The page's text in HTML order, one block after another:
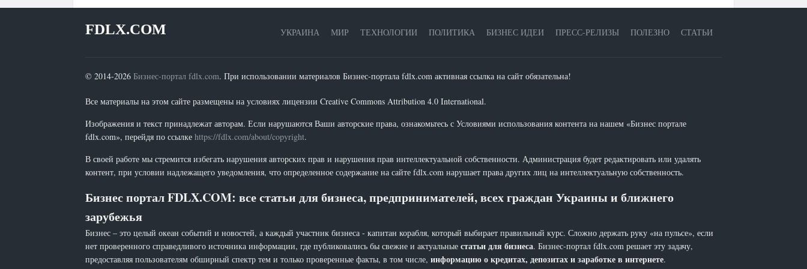
УКРАИНА МИР ТЕХНОЛОГИИ ПОЛИТИКА БИЗНЕС ИДЕИ ПРЕСС-РЕЛИЗЫ ПОЛЕЗНО СТАТЬИ
FDLX.COM
© 2014-2026 Бизнес-портал fdlx.com. При использовании материалов Бизнес-портала fdlx.com активная ссылка на сайт обязательна!
Все материалы на этом сайте размещены на условиях лицензии Creative Commons Attribution 4.0 International.
Изображения и текст принадлежат авторам. Если нарушаются Ваши авторские права, ознакомьтесь с Условиями использования контента на нашем «Бизнес портале
fdlx.com», перейдя по ссылке https://fdlx.com/about/copyright.
В своей работе мы стремится избегать нарушения авторских прав и нарушения прав интеллектуальной собственности. Администрация будет редактировать или удалять
контент, при условии надлежащего уведомления, что определенное содержание на сайте fdlx.com нарушает права других лиц на интеллектуальную собственность.
Бизнес портал FDLX.COM: все статьи для бизнеса, предпринимателей, всех граждан Украины и ближнего
зарубежья
Бизнес – это целый океан событий и новостей, а каждый участник бизнеса - капитан корабля, который выбирает правильный курс. Сложно держать руку «на пульсе», если
нет проверенного справедливого источника информации, где публиковались бы свежие и актуальные статьи для бизнеса. Бизнес-портал fdlx.com решает эту задачу,
предоставляя пользователям обширный спектр тем и только проверенные факты, в том числе, информацию о кредитах, депозитах и заработке в интернете.